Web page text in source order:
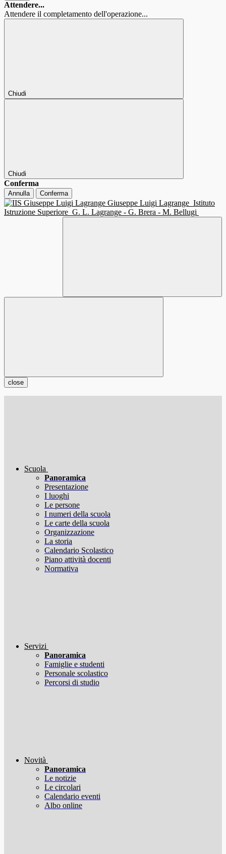
Attendere...
Attendere il completamento dell'operazione...
Chiudi
Chiudi
Conferma
Annulla Conferma
Giuseppe Luigi Lagrange Istituto
Istruzione Superiore G. L. Lagrange - G. Brera - M. Bellugi
close
Scuola
Panoramica
Presentazione
I luoghi
Le persone
I numeri della scuola
Le carte della scuola
Organizzazione
La storia
Calendario Scolastico
Piano attività docenti
Normativa
Servizi
Panoramica
Famiglie e studenti
Personale scolastico
Percorsi di studio
Novità
Panoramica
Le notizie
Le circolari
Calendario eventi
Albo online